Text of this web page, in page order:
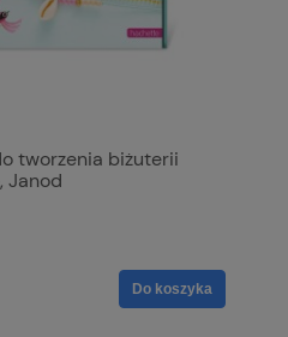
tworzenia biżuterii
Janod
Do koszyka